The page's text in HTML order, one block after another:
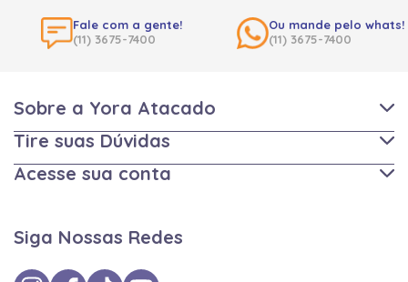
Fale com a gente!
(11) 3675-7400
Ou mande pelo whats!
(11) 3675-7400
Sobre a Yora Atacado
Tire suas Dúvidas
Acesse sua conta
Siga Nossas Redes